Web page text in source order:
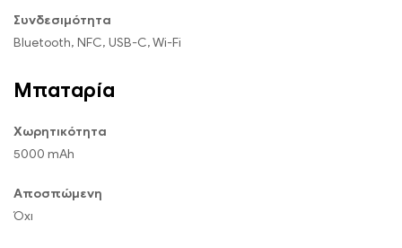
Συνδεσιμότητα
Bluetooth, NFC, USB-C, Wi-Fi
Μπαταρία
Χωρητικότητα
5000 mAh
Αποσπώμενη
Όχι